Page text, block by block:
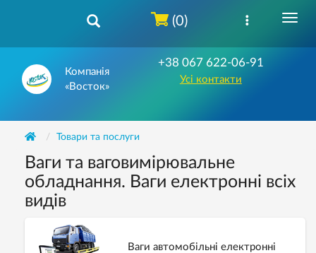
Компанія
«Восток»
+38 067 622-06-91
Усі контакти
(0)
Товари та послуги
Ваги та ваговимірювальне
обладнання. Ваги електронні всіх
видів
Ваги автомобільні електронні